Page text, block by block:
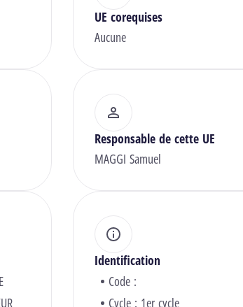
UE corequises
Aucune
Responsable de cette UE
MAGGI Samuel
Identification
Code :
Cycle : 1er cycle